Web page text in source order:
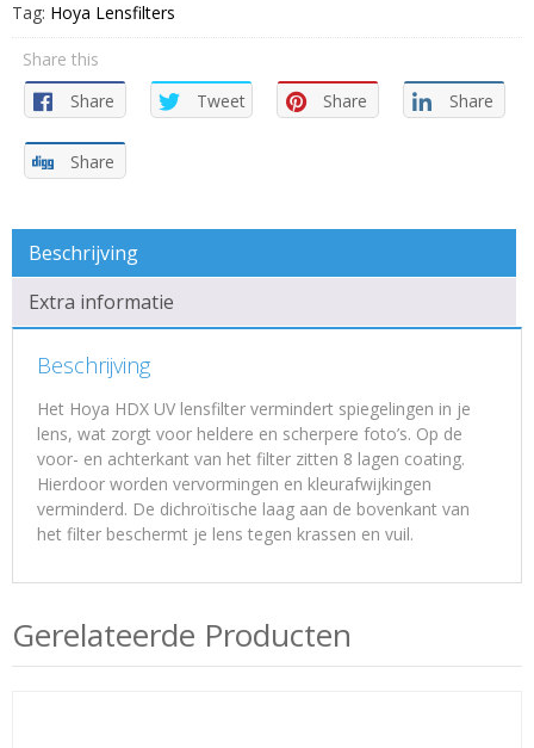
Tag: Hoya Lensfilters
Share this
Share
Tweet Share Share
Share
Beschrijving
Extra informatie
Beschrijving
Het Hoya HDX UV lensfilter vermindert spiegelingen in je
lens, wat zorgt voor heldere en scherpere foto’s. Op de
voor- en achterkant van het filter zitten 8 lagen coating.
Hierdoor worden vervormingen en kleurafwijkingen
verminderd. De dichroïtische laag aan de bovenkant van
het filter beschermt je lens tegen krassen en vuil.
Gerelateerde Producten